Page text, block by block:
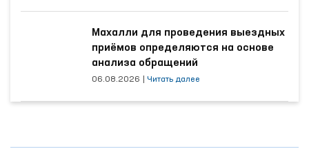
Махалли для проведения выездных
приёмов определяются на основе
анализа обращений
06.08.2026 Читать далее